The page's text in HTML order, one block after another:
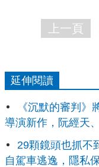
上一頁
延伸閱讀
《沉默的審判》
導演新作，阮經天
29顆鏡頭也抓不
自駕車逃逸，隱私